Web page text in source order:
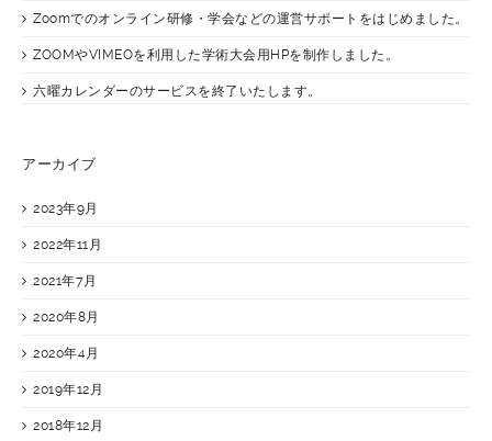
Zoomでのオンライン研修・学会などの運営サポートをはじめました。
ZOOMやVIMEOを利用した学術大会用HPを制作しました。
六曜カレンダーのサービスを終了いたします。
アーカイブ
2023年9月
2022年11月
2021年7月
2020年8月
2020年4月
2019年12月
2018年12月